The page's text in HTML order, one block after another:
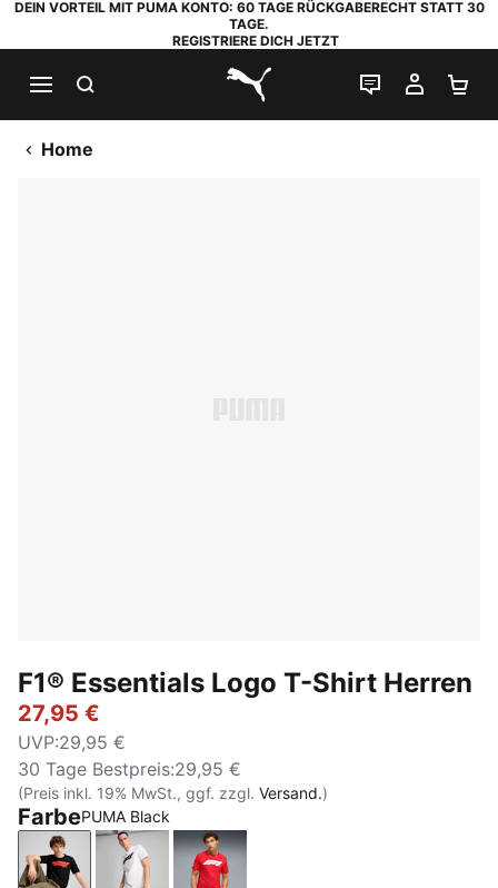
DEIN VORTEIL MIT PUMA KONTO: 60 TAGE RÜCKGABERECHT STATT 30
TAGE.
REGISTRIERE DICH JETZT
PUMA.com
LIVE-CHAT
MEIN
Home
F1® Essentials Logo T-Shirt Herren
27,95 €
UVP:29,95 €
30 Tage Bestpreis:29,95 €
(Preis inkl. 19% MwSt., ggf. zzgl. Versand.)
FarbePUMA Black
PUMA BlackPUMA WhitePop Red